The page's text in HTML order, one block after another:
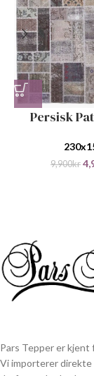
Persisk
9,900kr
Pars Tepper er kjent
Vi importerer